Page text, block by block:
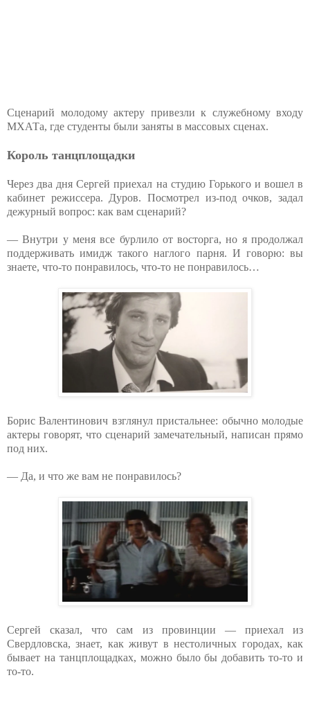
Сценарий молодому актеру привезли к служебному входу
МХАТа, где студенты были заняты в массовых сценах.
Король танцплощадки
Через два дня Сергей приехал на студию Горького и вошел в
кабинет режиссера. Дуров. Посмотрел из-под очков, задал
дежурный вопрос: как вам сценарий?
— Внутри у меня все бурлило от восторга, но я продолжал
поддерживать имидж такого наглого парня. И говорю: вы
знаете, что-то понравилось, что-то не понравилось…
Борис Валентинович взглянул пристальнее: обычно молодые
актеры говорят, что сценарий замечательный, написан прямо
под них.
— Да, и что же вам не понравилось?
Сергей сказал, что сам из провинции — приехал из
Свердловска, знает, как живут в нестоличных городах, как
бывает на танцплощадках, можно было бы добавить то-то и
то-то.